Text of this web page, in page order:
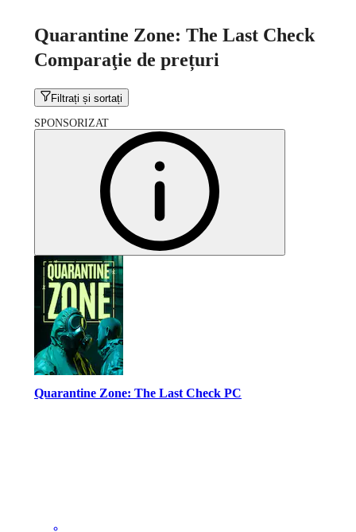
Quarantine Zone: The Last Check
Comparaţie de prețuri
Filtrați și sortați
SPONSORIZAT
Quarantine Zone: The Last Check PC